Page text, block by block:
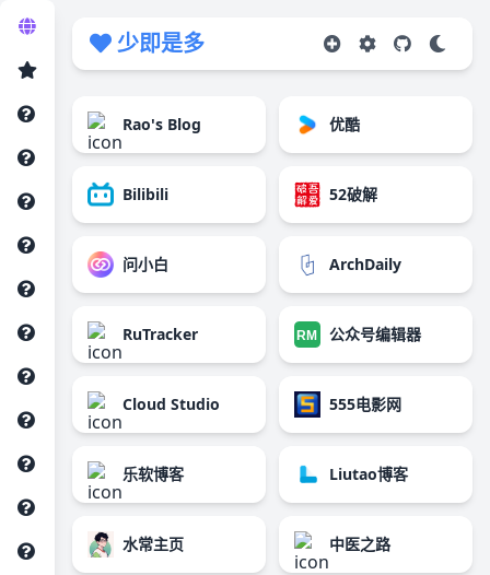
少即是多
Rao's Blog 优酷
Bilibili 52破解
问小白 ArchDaily
RuTracker 公众号编辑器
Cloud Studio 555电影网
乐软博客 Liutao博客
水常主页 中医之路